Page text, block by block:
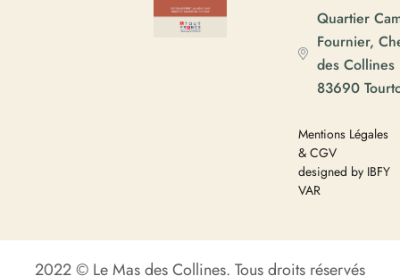
Quartier
Fournier,
des Collines
83690
Mentions Légales
& CGV
designed by IBFY
VAR
2022 © Le Mas des Collines. Tous droits réservés